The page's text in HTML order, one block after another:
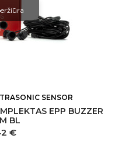
SENSOR
EPP BUZZER
BL
€